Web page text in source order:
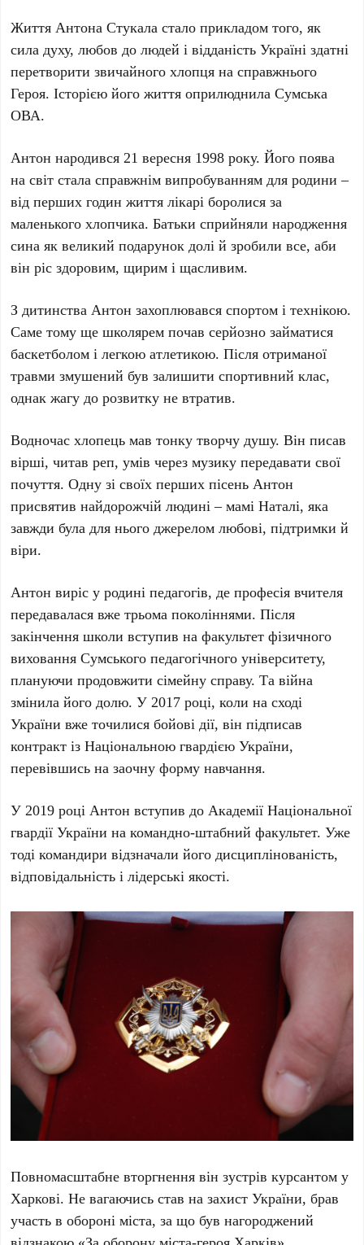
Життя Антона Стукала стало прикладом того, як
сила духу, любов до людей і відданість Україні здатні
перетворити звичайного хлопця на справжнього
Героя. Історією його життя оприлюднила Сумська
ОВА.
Антон народився 21 вересня 1998 року. Його поява
на світ стала справжнім випробуванням для родини –
від перших годин життя лікарі боролися за
маленького хлопчика. Батьки сприйняли народження
сина як великий подарунок долі й зробили все, аби
він ріс здоровим, щирим і щасливим.
З дитинства Антон захоплювався спортом і технікою.
Саме тому ще школярем почав серйозно займатися
баскетболом і легкою атлетикою. Після отриманої
травми змушений був залишити спортивний клас,
однак жагу до розвитку не втратив.
Водночас хлопець мав тонку творчу душу. Він писав
вірші, читав реп, умів через музику передавати свої
почуття. Одну зі своїх перших пісень Антон
присвятив найдорожчій людині – мамі Наталі, яка
завжди була для нього джерелом любові, підтримки й
віри.
Антон виріс у родині педагогів, де професія вчителя
передавалася вже трьома поколіннями. Після
закінчення школи вступив на факультет фізичного
виховання Сумського педагогічного університету,
плануючи продовжити сімейну справу. Та війна
змінила його долю. У 2017 році, коли на сході
України вже точилися бойові дії, він підписав
контракт із Національною гвардією України,
перевівшись на заочну форму навчання.
У 2019 році Антон вступив до Академії Національної
гвардії України на командно-штабний факультет. Уже
тоді командири відзначали його дисциплінованість,
відповідальність і лідерські якості.
Повномасштабне вторгнення він зустрів курсантом у
Харкові. Не вагаючись став на захист України, брав
участь в обороні міста, за що був нагороджений